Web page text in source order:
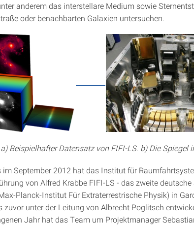
anderem das interstellare Medium sowie
oder benachbarten Galaxien untersuchen.
Beispielhafter Datensatz von FIFI-LS. b) Die Spiegel
im September 2012 hat das Institut für
von Alfred Krabbe FIFI-LS - das zweite
Planck-Institut Für Extraterrestrische Physik) in
zuvor unter der Leitung von Albrecht Poglitsch
Jahr hat das Team um Projektmanager